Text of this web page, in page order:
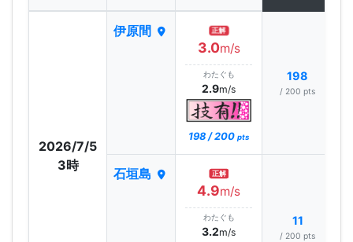
2026/7/5
3時
伊原間 正解
3.0m/s
わたぐも
2.9m/s
198 / 200 pts
198
/ 200 pts
石垣島 正解
4.9m/s
わたぐも
3.2m/s
11
/ 200 pts